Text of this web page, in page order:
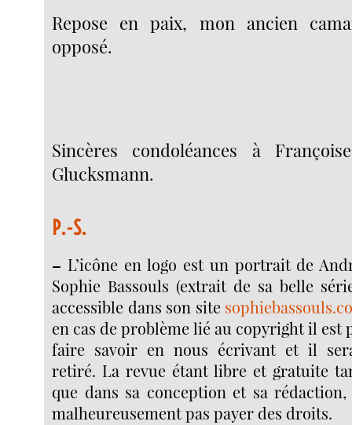
Repose en paix, mon ancien
opposé.
Sincères condoléances à
Glucksmann.
P.-S.
– L’icône en logo est un portrait de
Sophie Bassouls (extrait de sa belle
accessible dans son site
en cas de problème lié au copyright il est
faire savoir en nous écrivant et il
retiré. La revue étant libre et gratuite
que dans sa conception et sa
malheureusement pas payer des droits.